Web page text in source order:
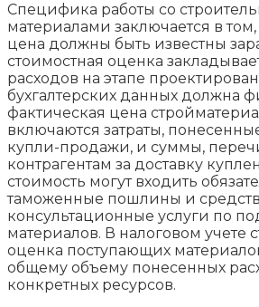
Специфика работы со
материалами заключается в
цена должны быть известны
стоимостная оценка
расходов на этапе
бухгалтерских данных должна
фактическая цена
включаются затраты,
купли-продажи, и суммы,
контрагентам за доставку
стоимость могут входить
таможенные пошлины и
консультационные услуги по
материалов. В налоговом учете
оценка поступающих
общему объему понесенных
конкретных ресурсов.